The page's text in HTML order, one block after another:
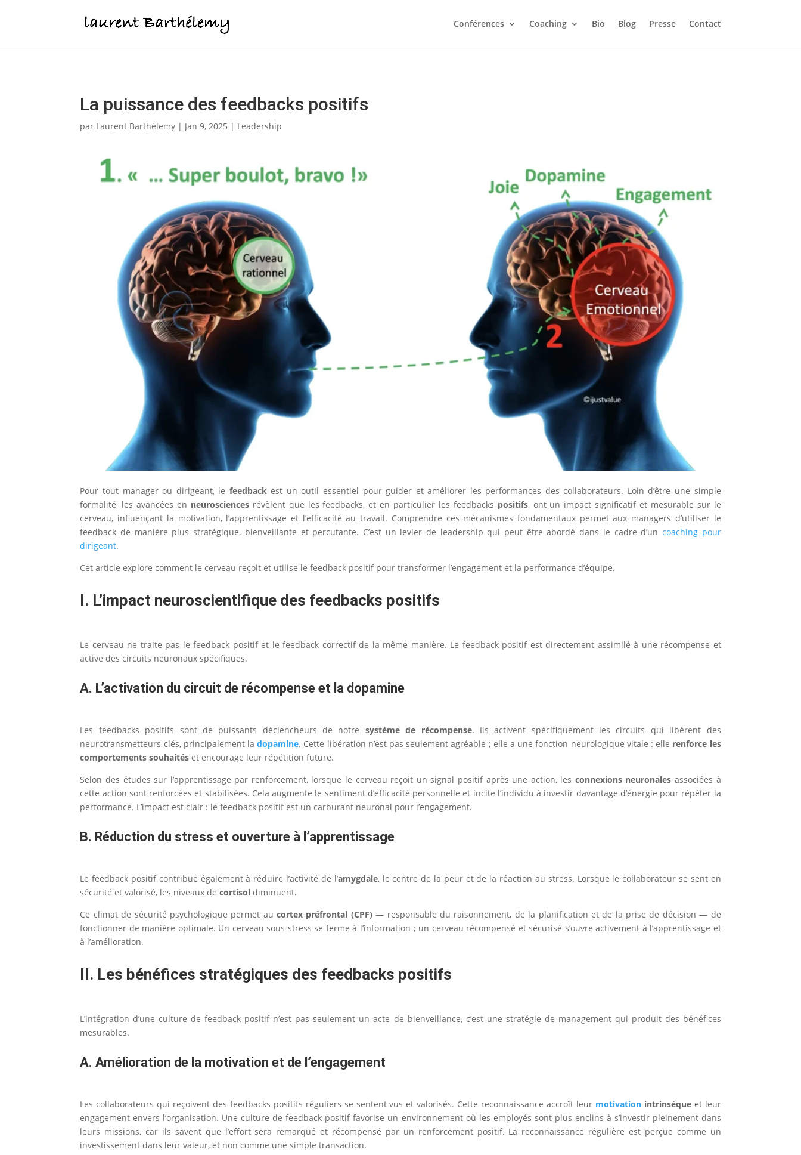
Votre QE est 2 fois plus prédictif de votre réussite que votre QI. Testez votre QE gratuitement.
Conférences Coaching Bio Blog Presse Contact
La puissance des feedbacks positifs
par Laurent Barthélemy | Jan 9, 2025 | Leadership
Pour tout manager ou dirigeant, le feedback est un outil essentiel pour guider et améliorer les performances des collaborateurs. Loin d’être une simple
formalité, les avancées en neurosciencesrévèlent que les feedbacks, et en particulier les feedbacks positifs, ont un impact significatif et mesurable sur le
cerveau, influençant la motivation, l’apprentissage et l’efficacité au travail. Comprendre ces mécanismes fondamentaux permet aux managers d’utiliser le
feedback de manière plus stratégique, bienveillante et percutante. C’est un levier de leadership qui peut être abordé dans le cadre d’un coaching pour
dirigeant.
Cet article explore comment le cerveau reçoit et utilise le feedback positif pour transformer l’engagement et la performance d’équipe.
I. L’impact neuroscientifique des feedbacks positifs
Le cerveau ne traite pas le feedback positif et le feedback correctif de la même manière. Le feedback positif est directement assimilé à une récompense et
active des circuits neuronaux spécifiques.
A. L’activation du circuit de récompense et la dopamine
Les feedbacks positifs sont de puissants déclencheurs de notre système de récompense. Ils activent spécifiquement les circuits qui libèrent des
neurotransmetteurs clés, principalement ladopamine. Cette libération n’est pas seulement agréable ; elle a une fonction neurologique vitale : elle renforce les
comportements souhaités et encourage leur répétition future.
Selon des études sur l’apprentissage par renforcement, lorsque le cerveau reçoit un signal positif après une action, les connexions neuronales associées à
cette action sont renforcées et stabilisées. Cela augmente le sentiment d’efficacité personnelle et incite l’individu à investir davantage d’énergie pour répéter la
performance. L’impact est clair : le feedback positif est un carburant neuronal pour l’engagement.
B. Réduction du stress et ouverture à l’apprentissage
Le feedback positif contribue également à réduire l’activité de l’amygdale, le centre de la peur et de la réaction au stress. Lorsque le collaborateur se sent en
sécurité et valorisé, les niveaux decortisol diminuent.
Ce climat de sécurité psychologique permet aucortex préfrontal (CPF) — responsable du raisonnement, de la planification et de la prise de décision — de
fonctionner de manière optimale. Un cerveau sous stress se ferme à l’information ; un cerveau récompensé et sécurisé s’ouvre activement à l’apprentissage et
à l’amélioration.
II. Les bénéfices stratégiques des feedbacks positifs
L’intégration d’une culture de feedback positif n’est pas seulement un acte de bienveillance, c’est une stratégie de management qui produit des bénéfices
mesurables.
A. Amélioration de la motivation et de l’engagement
Les collaborateurs qui reçoivent des feedbacks positifs réguliers se sentent vus et valorisés. Cette reconnaissance accroît leur motivationintrinsèqueet leur
engagement envers l’organisation. Une culture de feedback positif favorise un environnement où les employés sont plus enclins à s’investir pleinement dans
leurs missions, car ils savent que l’effort sera remarqué et récompensé par un renforcement positif. La reconnaissance régulière est perçue comme un
investissement dans leur valeur, et non comme une simple transaction.